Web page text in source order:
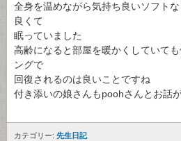
全身を温めながら気持ち良いソフト
良くて
眠っていました
高齢になると部屋を暖かくしていて
ングで
回復されるのは良いことですね
付き添いの娘さんもpoohさんとお話
カテゴリー: 先生日記